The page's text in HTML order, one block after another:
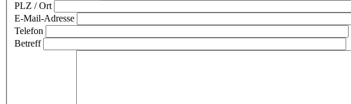
PLZ / Ort
E-Mail-Adresse
Telefon
Betreff